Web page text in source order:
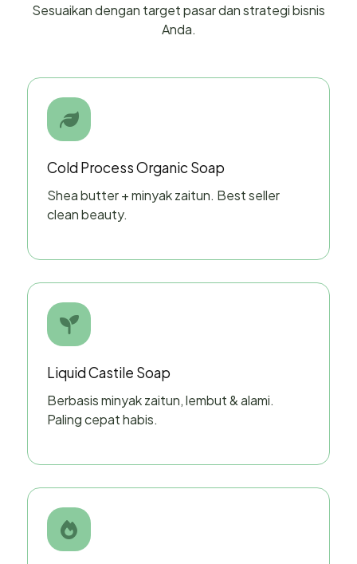
Sesuaikan dengan target pasar dan strategi bisnis
Anda.
Cold Process Organic Soap
Shea butter + minyak zaitun. Best seller
clean beauty.
Liquid Castile Soap
Berbasis minyak zaitun, lembut & alami.
Paling cepat habis.